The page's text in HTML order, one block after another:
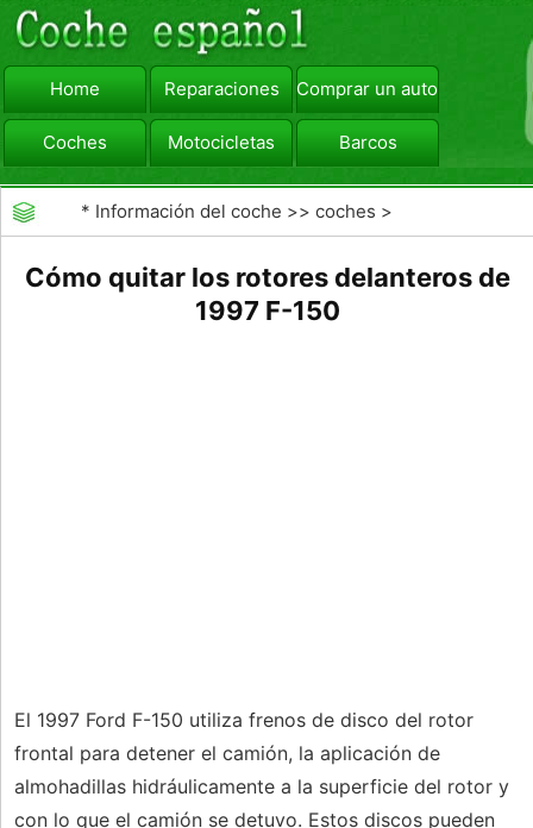
Home Reparaciones Comprar un automóvil
Coches Motocicletas Barcos
viajar Camiones
* Información del coche >>coches >
Cómo quitar los rotores delanteros de
1997 F-150
El 1997 Ford F-150 utiliza frenos de disco del rotor
frontal para detener el camión, la aplicación de
almohadillas hidráulicamente a la superficie del rotor y
con lo que el camión se detuvo. Estos discos pueden